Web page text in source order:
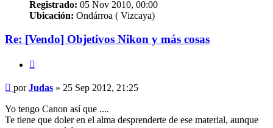
Registrado: 05 Nov 2010, 00:00
Ubicación: Ondárroa ( Vizcaya)
Re: [Vendo] Objetivos Nikon y más cosas
Mensaje
porJudas » 25 Sep 2012, 21:25
Yo tengo Canon así que ....
Te tiene que doler en el alma desprenderte de ese material, aunque